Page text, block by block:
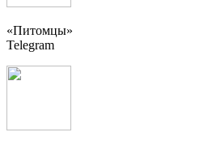
«Питомцы»
Telegram